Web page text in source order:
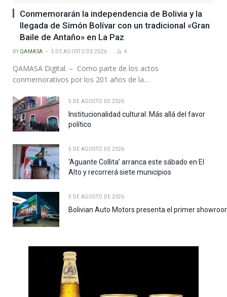
Conmemorarán la independencia de Bolivia y la
llegada de Simón Bolívar con un tradicional «Gran
Baile de Antaño» en La Paz
BY QAMASA 5 DE AGOSTO DE 2026 4
QAMASA Digital. – Como parte de los actos
conmemorativos por los 201 años de la…
5 DE AGOSTO DE 2026
Institucionalidad cultural: Más allá del favor
político
5 DE AGOSTO DE 2026
‘Aguante Collita’ arranca este sábado en El
Alto y recorrerá siete municipios
5 DE AGOSTO DE 2026
Bolivian Auto Motors presenta el primer